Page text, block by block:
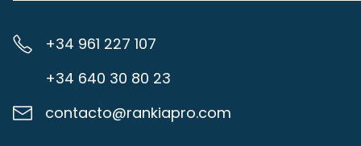
+34 961 227 107
+34 640 30 80 23
contacto@rankiapro.com